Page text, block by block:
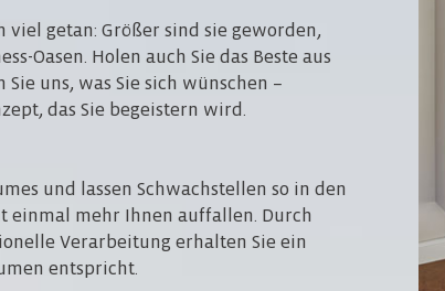
getan: Größer sind sie geworden,
Oasen. Holen auch Sie das Beste aus
uns, was Sie sich wünschen –
das Sie begeistern wird.
und lassen Schwachstellen so in den
einmal mehr Ihnen auffallen. Durch
Verarbeitung erhalten Sie ein
entspricht.